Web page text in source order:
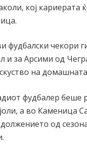
кој кариерата
фудбалски чекори
и за Арсими од
на
фудбалер беше
а во Каменица
од